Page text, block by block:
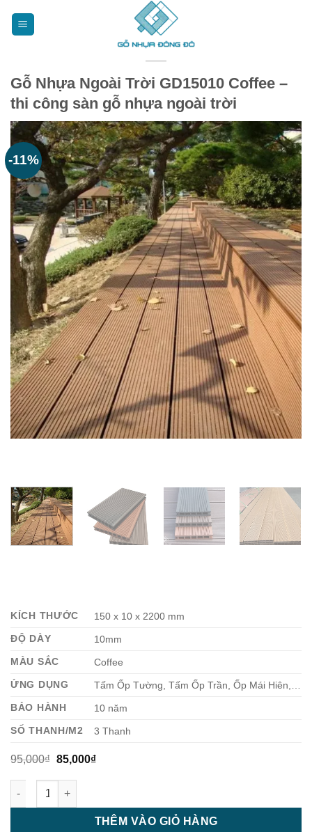
Gỗ Nhựa Ngoài Trời GD15010 Coffee –
thi công sàn gỗ nhựa ngoài trời
-11%
KÍCH THƯỚC
150 x 10 x 2200 mm
ĐỘ DÀY
10mm
MÀU SẮC
Coffee
ỨNG DỤNG
Tấm Ốp Tường, Tấm Ốp Trần, Ốp Mái Hiên,…
BẢO HÀNH
10 năm
SỐ THANH/M2
3 Thanh
95,000₫ Giá
là:
95,000₫.
85,000₫Giá
Gỗ Nhựa Ngoài Trời GD15010 Coffee - thi công sàn gỗ nhựa
THÊM VÀO GIỎ HÀNG